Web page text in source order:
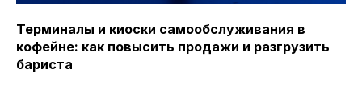
Терминалы и киоски самообслуживания в
кофейне: как повысить продажи и разгрузить
бариста